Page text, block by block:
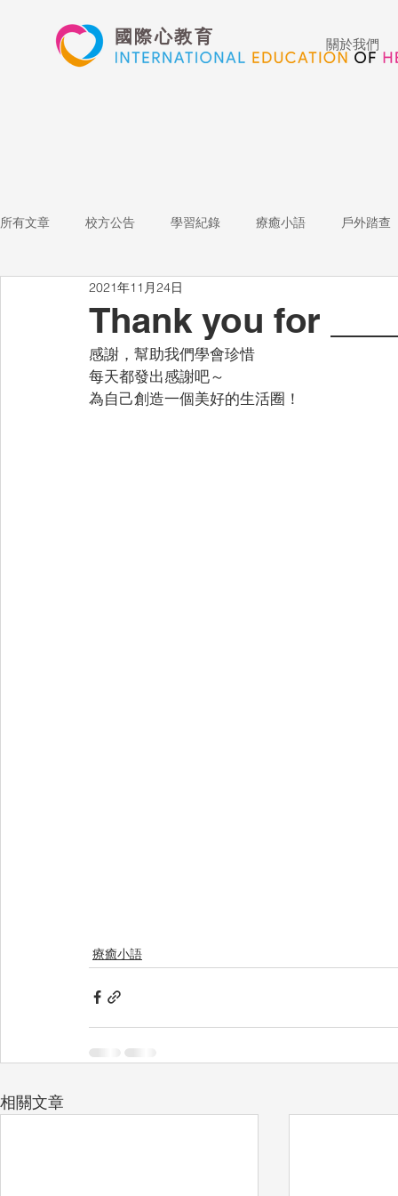
國際心教育 關於我們
所有文章 校方公告 學習紀錄 療癒小語 戶外踏查
表演藝術
心文藝競賽 國際教育 Star of the Week
Thank you for
2021年11月24日
感謝，幫助我們學會珍惜
每天都發出感謝吧～
為自己創造一個美好的生活圈！
療癒小語
相關文章